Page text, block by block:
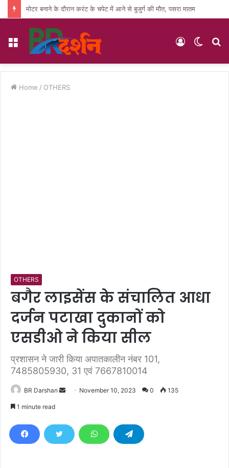
मोटर बनाने के दौरान करंट के चपेट में आने से बुजुर्ग की मौत, पसरा मातम
Menu
Switch
Log
Home / OTHERS
OTHERS
बगैर लाइसेंस के संचालित आधा
दर्जन पटाखा दुकानों को
एसडीओ ने किया सील
प्रशासन ने जारी किया अपातकालीन नंबर 101,
7485805930, 31 एवं 7667810014
BR Darshan
d
November 10, 2023 0 135
1 minute read